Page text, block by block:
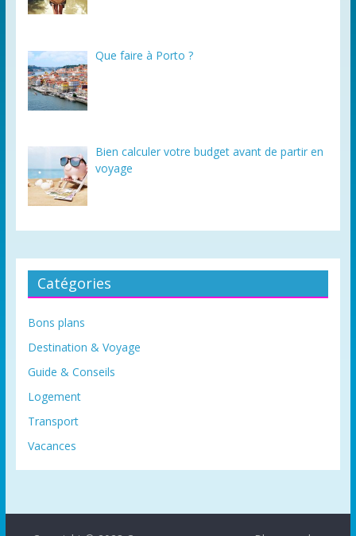
Que faire à Porto ?
Bien calculer votre budget avant de partir en
voyage
Catégories
Bons plans
Destination & Voyage
Guide & Conseils
Logement
Transport
Vacances